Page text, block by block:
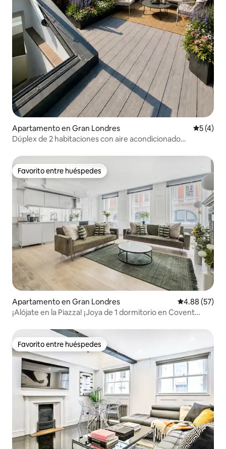
Apartamento en Gran Londres
5 (4)
Dúplex de 2 habitaciones con aire acondicionado
Favorito entre huéspedes
Favorito entre huéspedes
Apartamento en Gran Londres Calificación
4.88 (57)
¡Alójate en la Piazza! ¡Joya de 1 dormitorio en Covent
Favorito entre huéspedes
Favorito entre huéspedes